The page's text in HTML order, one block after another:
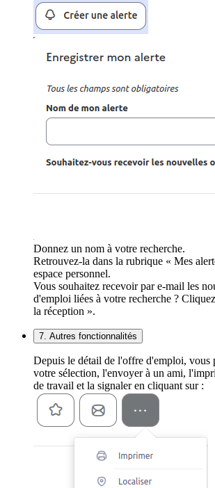
Donnez un nom à votre recherche.
Retrouvez-la dans la rubrique « Mes
espace personnel.
Vous souhaitez recevoir par e-mail les
d'emploi liées à votre recherche ?
la réception ».
7. Autres fonctionnalités
Depuis le détail de l'offre d'emploi, vous
votre sélection, l'envoyer à un ami,
de travail et la signaler en cliquant sur :